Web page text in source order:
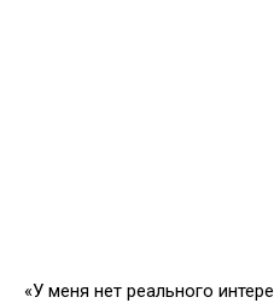
«У меня нет реального